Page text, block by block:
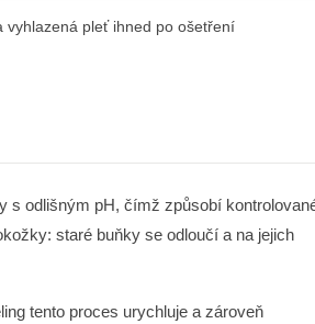
vyhlazená pleť ihned po ošetření
s odlišným pH, čímž způsobí
staré buňky se odloučí a na jejich
tento proces urychluje a zároveň